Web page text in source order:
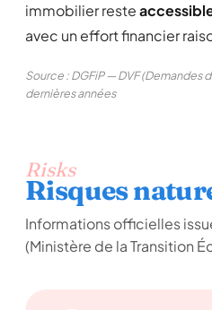
immobilier reste
avec un effort financier
Source : DGFiP — DVF (Demandes
dernières années
Risks
Risques
Informations officielles
(Ministère de la Transition